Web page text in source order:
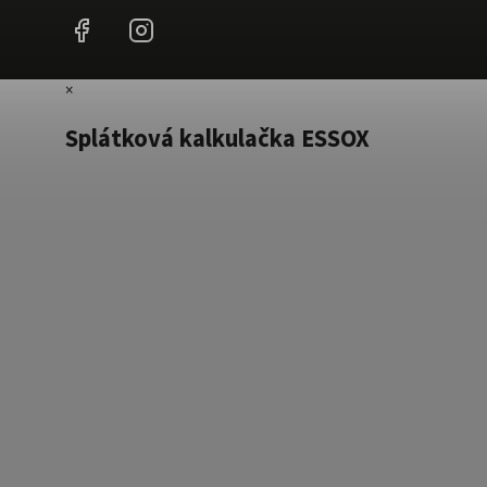
Facebook
×
Splátková kalkulačka ESSOX